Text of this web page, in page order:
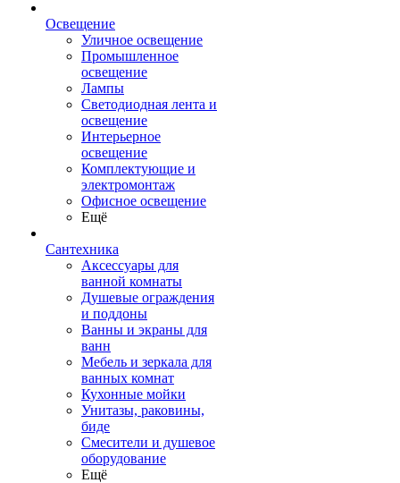
Освещение
Уличное освещение
Промышленное
освещение
Лампы
Светодиодная лента и
освещение
Интерьерное
освещение
Комплектующие и
электромонтаж
Офисное освещение
Ещё
Сантехника
Аксессуары для
ванной комнаты
Душевые ограждения
и поддоны
Ванны и экраны для
ванн
Мебель и зеркала для
ванных комнат
Кухонные мойки
Унитазы, раковины,
биде
Смесители и душевое
оборудование
Ещё